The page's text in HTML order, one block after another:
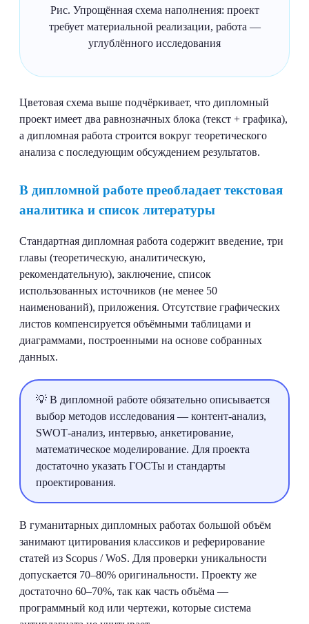
Рис. Упрощённая схема наполнения: проект
требует материальной реализации, работа —
углублённого исследования
Цветовая схема выше подчёркивает, что дипломный
проект имеет два равнозначных блока (текст + графика),
а дипломная работа строится вокруг теоретического
анализа с последующим обсуждением результатов.
В дипломной работе преобладает текстовая
аналитика и список литературы
Стандартная дипломная работа содержит введение, три
главы (теоретическую, аналитическую,
рекомендательную), заключение, список
использованных источников (не менее 50
наименований), приложения. Отсутствие графических
листов компенсируется объёмными таблицами и
диаграммами, построенными на основе собранных
данных.
💡 В дипломной работе обязательно описывается
выбор методов исследования — контент‑анализ,
SWOT‑анализ, интервью, анкетирование,
математическое моделирование. Для проекта
достаточно указать ГОСТы и стандарты
проектирования.
В гуманитарных дипломных работах большой объём
занимают цитирования классиков и реферирование
статей из Scopus / WoS. Для проверки уникальности
допускается 70–80% оригинальности. Проекту же
достаточно 60–70%, так как часть объёма —
программный код или чертежи, которые система